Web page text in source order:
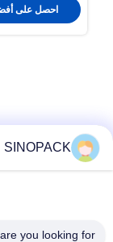
احصل على
SINOPACK
you looking for?